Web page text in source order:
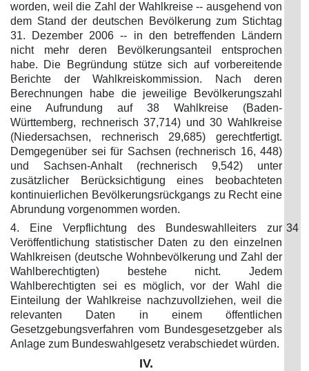
worden, weil die Zahl der Wahlkreise -- ausgehend von
dem Stand der deutschen Bevölkerung zum Stichtag
31. Dezember 2006 -- in den betreffenden Ländern
nicht mehr deren Bevölkerungsanteil entsprochen
habe. Die Begründung stütze sich auf vorbereitende
Berichte der Wahlkreiskommission. Nach deren
Berechnungen habe die jeweilige Bevölkerungszahl
eine Aufrundung auf 38 Wahlkreise (Baden-
Württemberg, rechnerisch 37,714) und 30 Wahlkreise
(Niedersachsen, rechnerisch 29,685) gerechtfertigt.
Demgegenüber sei für Sachsen (rechnerisch 16, 448)
und Sachsen-Anhalt (rechnerisch 9,542) unter
zusätzlicher Berücksichtigung eines beobachteten
kontinuierlichen Bevölkerungsrückgangs zu Recht eine
Abrundung vorgenommen worden.
4. Eine Verpflichtung des Bundeswahlleiters zur
Veröffentlichung statistischer Daten zu den einzelnen
Wahlkreisen (deutsche Wohnbevölkerung und Zahl der
Wahlberechtigten) bestehe nicht. Jedem
Wahlberechtigten sei es möglich, vor der Wahl die
Einteilung der Wahlkreise nachzuvollziehen, weil die
relevanten Daten in einem öffentlichen
Gesetzgebungsverfahren vom Bundesgesetzgeber als
Anlage zum Bundeswahlgesetz verabschiedet würden.
34
IV.